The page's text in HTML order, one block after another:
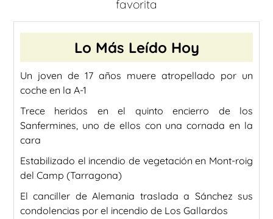
favorita
Lo Más Leído Hoy
Un joven de 17 años muere atropellado por un
coche en la A-1
Trece heridos en el quinto encierro de los
Sanfermines, uno de ellos con una cornada en la
cara
Estabilizado el incendio de vegetación en Mont-roig
del Camp (Tarragona)
El canciller de Alemania traslada a Sánchez sus
condolencias por el incendio de Los Gallardos